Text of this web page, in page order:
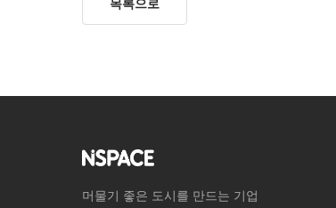
목록으로
머물기 좋은 도시를 만드는 기업